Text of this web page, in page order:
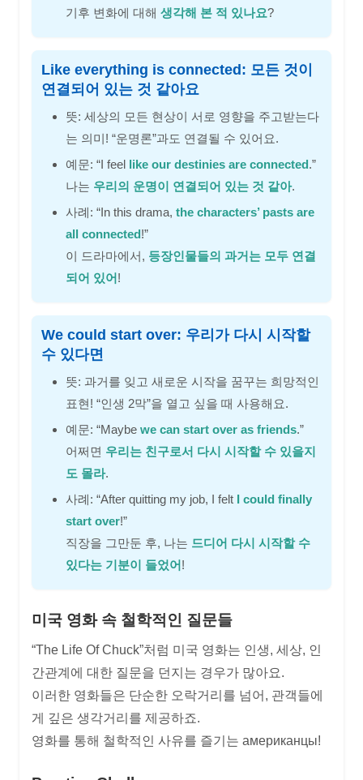
기후 변화에 대해 생각해 본 적 있나요?
Like everything is connected: 모든 것이
연결되어 있는 것 같아요
뜻: 세상의 모든 현상이 서로 영향을 주고받는다
는 의미! “운명론”과도 연결될 수 있어요.
예문: “I feel like our destinies are connected.”
나는 우리의 운명이 연결되어 있는 것 같아.
사례: “In this drama, the characters’ pasts are
all connected!”
이 드라마에서, 등장인물들의 과거는 모두 연결
되어 있어!
We could start over: 우리가 다시 시작할
수 있다면
뜻: 과거를 잊고 새로운 시작을 꿈꾸는 희망적인
표현! “인생 2막”을 열고 싶을 때 사용해요.
예문: “Maybe we can start over as friends.”
어쩌면 우리는 친구로서 다시 시작할 수 있을지
도 몰라.
사례: “After quitting my job, I felt I could finally
start over!”
직장을 그만둔 후, 나는 드디어 다시 시작할 수
있다는 기분이 들었어!
미국 영화 속 철학적인 질문들
“The Life Of Chuck”처럼 미국 영화는 인생, 세상, 인
간관계에 대한 질문을 던지는 경우가 많아요.
이러한 영화들은 단순한 오락거리를 넘어, 관객들에
게 깊은 생각거리를 제공하죠.
영화를 통해 철학적인 사유를 즐기는 американцы!